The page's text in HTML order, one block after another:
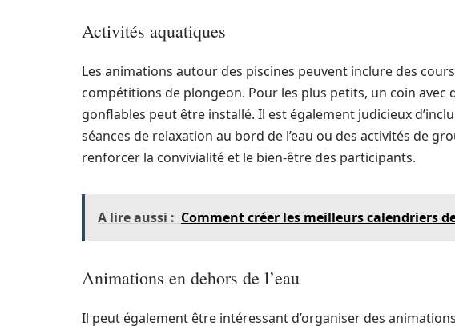
Activités aquatiques
Les animations autour des piscines peuvent inclure des
compétitions de plongeon. Pour les plus petits, un coin avec
gonflables peut être installé. Il est également judicieux
séances de relaxation au bord de l’eau ou des activités de
renforcer la convivialité et le bien-être des participants.
A lire aussi : Comment créer les meilleurs calendriers
Animations en dehors de l’eau
Il peut également être intéressant d’organiser des